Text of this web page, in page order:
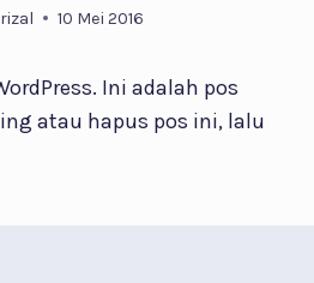
10 Mei 2016
Ini adalah pos
atau hapus pos ini, lalu